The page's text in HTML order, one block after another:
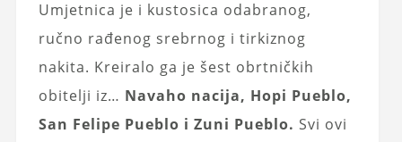
Umjetnica je i kustosica odabranog,
ručno rađenog srebrnog i tirkiznog
nakita. Kreiralo ga je šest obrtničkih
obitelji iz… Navaho nacija, Hopi Pueblo,
San Felipe Pueblo i Zuni Pueblo. Svi ovi